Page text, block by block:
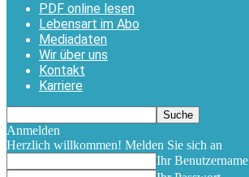
PDF online lesen
Lebensart im Abo
Mediadaten
Wir über uns
Kontakt
Karriere
Anmelden
Herzlich willkommen! Melden Sie sich an
Ihr Benutzername